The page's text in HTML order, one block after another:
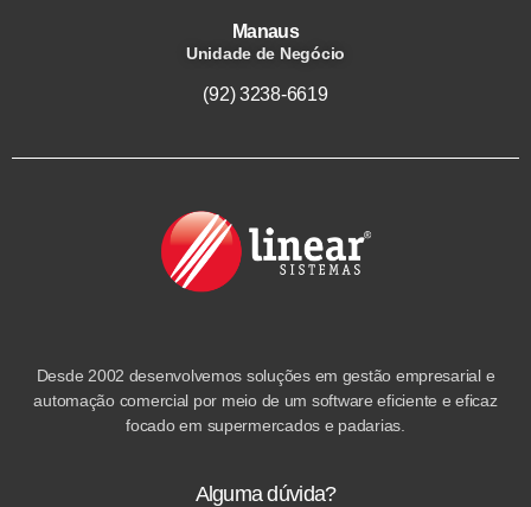
Manaus
Unidade de Negócio
(92) 3238-6619
Desde 2002 desenvolvemos soluções em gestão empresarial e
automação comercial por meio de um software eficiente e eficaz
focado em supermercados e padarias.
Alguma dúvida?